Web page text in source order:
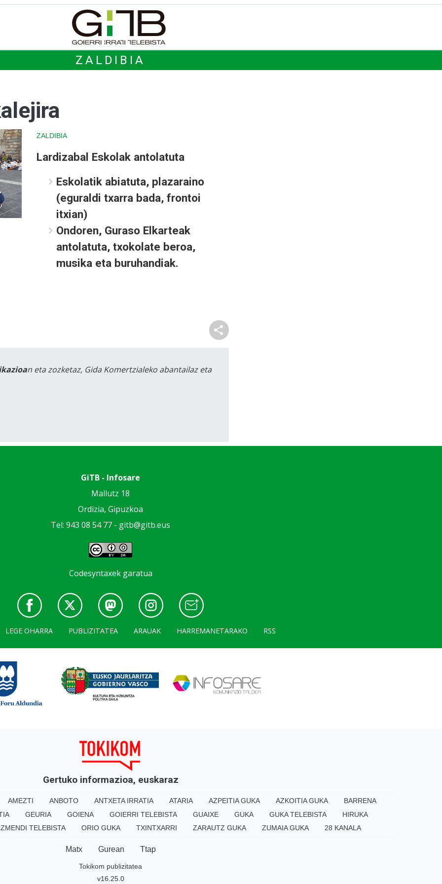
ZALDIBIA
ZALDIBIA
Lardizabal Eskolak antolatuta
Eskolatik abiatuta, plazaraino
(eguraldi txarra bada, frontoi
itxian)
Ondoren, Guraso Elkarteak
antolatuta, txokolate beroa,
musika eta buruhandiak.
n eta zozketaz, Gida Komertzialeko abantailaz eta
GiTB - Infosare
Mallutz 18
Ordizia, Gipuzkoa
Tel: 943 08 54 77 - gitb@gitb.eus
Codesyntaxek garatua
LEGE OHARRA PUBLIZITATEA ARAUAK HARREMANETARAKO RSS
Gertuko informazioa, euskaraz
AMEZTI ANBOTO ANTXETA IRRATIA ATARIA AZPEITIA GUKA AZKOITIA GUKA
BARRENA
GEURIA GOIENA GOIERRI TELEBISTA GUAIXE GUKA GUKA TELEBISTA
HIRUKA
TELEBISTA ORIO GUKA TXINTXARRI ZARAUTZ GUKA ZUMAIA GUKA 28 KANALA
Matx Gurean Ttap
Tokikom publizitatea
v16.25.0